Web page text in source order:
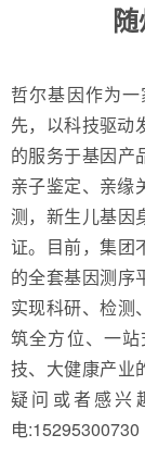
哲尔基因作为
先，以科技驱动
的服务于基因产
亲子鉴定、亲缘
测，新生儿基因
证。目前，集团
的全套基因测序
实现科研、检测
筑全方位、一
技、大健康产业
疑问或者感兴
电:15295300730